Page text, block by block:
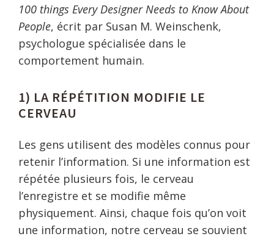
100 things Every Designer Needs to Know About
People, écrit par Susan M. Weinschenk,
psychologue spécialisée dans le
comportement humain.
1) LA RÉPÉTITION MODIFIE LE
CERVEAU
Les gens utilisent des modèles connus pour
retenir l’information. Si une information est
répétée plusieurs fois, le cerveau
l’enregistre et se modifie même
physiquement. Ainsi, chaque fois qu’on voit
une information, notre cerveau se souvient